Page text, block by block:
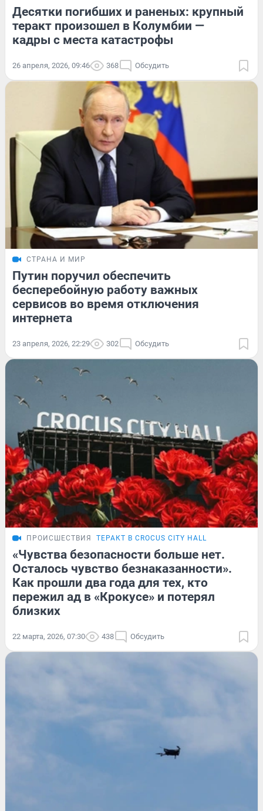
Десятки погибших и раненых: крупный
теракт произошел в Колумбии —
кадры с места катастрофы
26 апреля, 2026, 09:46 368 Обсудить
СТРАНА И МИР
Путин поручил обеспечить
бесперебойную работу важных
сервисов во время отключения
интернета
23 апреля, 2026, 22:29 302 Обсудить
ПРОИСШЕСТВИЯ ТЕРАКТ В CROCUS CITY HALL
«Чувства безопасности больше нет.
Осталось чувство безнаказанности».
Как прошли два года для тех, кто
пережил ад в «Крокусе» и потерял
близких
22 марта, 2026, 07:30 438 Обсудить